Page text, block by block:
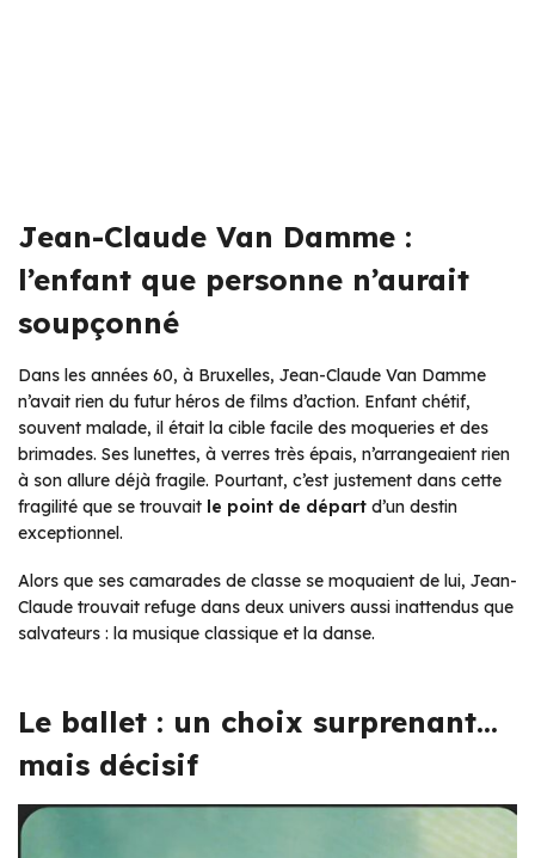
Jean-Claude Van Damme :
l’enfant que personne n’aurait
soupçonné
Dans les années 60, à Bruxelles, Jean-Claude Van Damme
n’avait rien du futur héros de films d’action. Enfant chétif,
souvent malade, il était la cible facile des moqueries et des
brimades. Ses lunettes, à verres très épais, n’arrangeaient rien
à son allure déjà fragile. Pourtant, c’est justement dans cette
fragilité que se trouvait le point de départ d’un destin
exceptionnel.
Alors que ses camarades de classe se moquaient de lui, Jean-
Claude trouvait refuge dans deux univers aussi inattendus que
salvateurs : la musique classique et la danse.
Le ballet : un choix surprenant…
mais décisif